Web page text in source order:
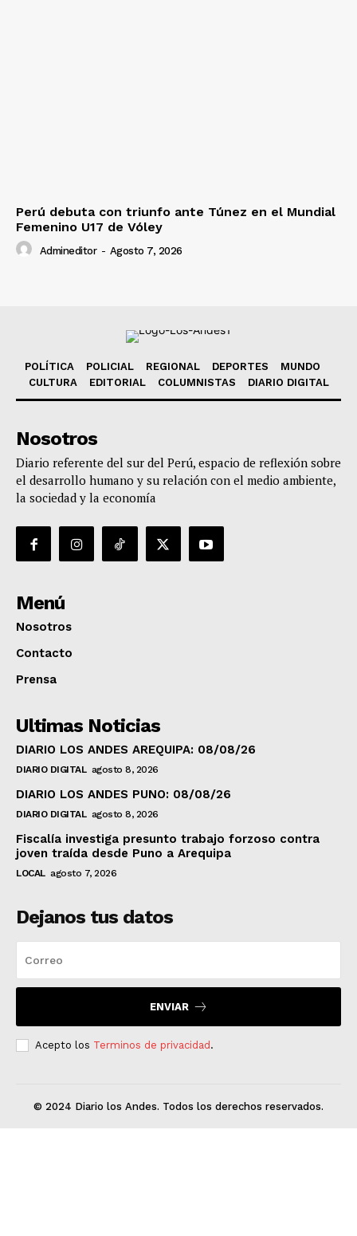
Perú debuta con triunfo ante Túnez en el Mundial
Femenino U17 de Vóley
Admineditor - Agosto 7, 2026
POLÍTICA POLICIAL REGIONAL DEPORTES
MUNDO
CULTURA
EDITORIAL COLUMNISTAS DIARIO DIGITAL
Nosotros
Diario referente del sur del Perú, espacio de reflexión sobre
el desarrollo humano y su relación con el medio ambiente,
la sociedad y la economía
Menú
Nosotros
Contacto
Prensa
Ultimas Noticias
DIARIO LOS ANDES AREQUIPA: 08/08/26
DIARIO DIGITAL agosto 8, 2026
DIARIO LOS ANDES PUNO: 08/08/26
DIARIO DIGITAL agosto 8, 2026
Fiscalía investiga presunto trabajo forzoso contra
joven traída desde Puno a Arequipa
LOCAL agosto 7, 2026
Dejanos tus datos
ENVIAR
Acepto los Terminos de privacidad .
© 2024 Diario los Andes. Todos los derechos reservados.